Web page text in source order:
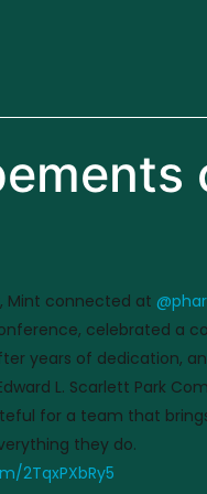
Mint connected at
celebrated a
years of dedication,
L. Scarlett Park
for a team that
they do.
2TqxPXbRy5